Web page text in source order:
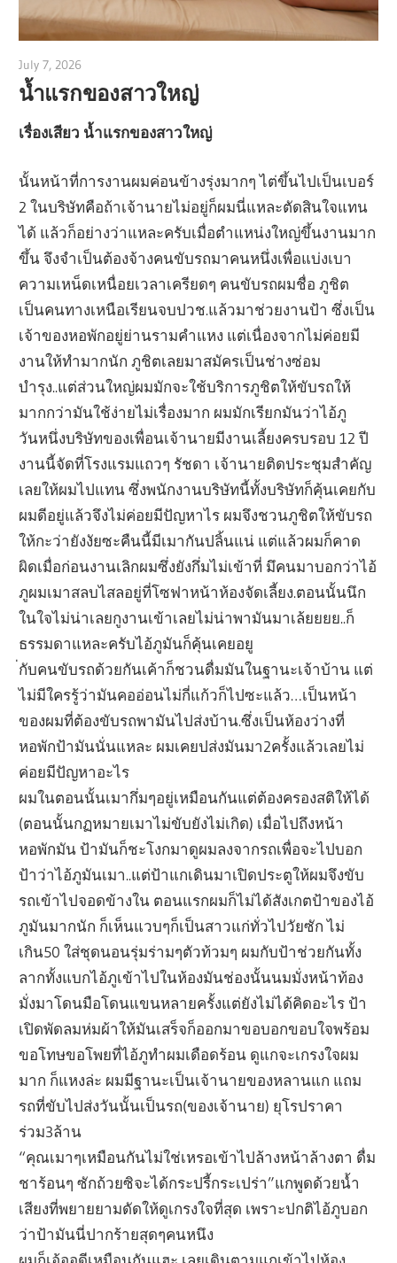
July 7, 2026
น้ำแรกของสาวใหญ่
เรื่องเสียว น้ำแรกของสาวใหญ่
นั้นหน้าที่การงานผมค่อนข้างรุ่งมากๆ ไต่ขึ้นไปเป็นเบอร์
2 ในบริษัทคือถ้าเจ้านายไม่อยู่ก็ผมนี่แหละตัดสินใจแทน
ได้ แล้วก็อย่างว่าแหละครับเมื่อตำแหน่งใหญ่ขึ้นงานมาก
ขึ้น จึงจำเป็นต้องจ้างคนขับรถมาคนหนึ่งเพื่อแบ่งเบา
ความเหน็ดเหนื่อยเวลาเครียดๆ คนขับรถผมชื่อ ภูชิต
เป็นคนทางเหนือเรียนจบปวช.แล้วมาช่วยงานป้า ซึ่งเป็น
เจ้าของหอพักอยู่ย่านรามคำแหง แต่เนื่องจากไม่ค่อยมี
งานให้ทำมากนัก ภูชิตเลยมาสมัครเป็นช่างซ่อม
บำรุง..แต่ส่วนใหญ่ผมมักจะใช้บริการภูชิตให้ขับรถให้
มากกว่ามันใช้ง่ายไม่เรื่องมาก ผมมักเรียกมันว่าไอ้ภู
วันหนึ่งบริษัทของเพื่อนเจ้านายมีงานเลี้ยงครบรอบ 12 ปี
งานนี้จัดที่โรงแรมแถวๆ รัชดา เจ้านายติดประชุมสำคัญ
เลยให้ผมไปแทน ซึ่งพนักงานบริษัทนี้ทั้งบริษัทก็คุ้นเคยกับ
ผมดีอยู่แล้วจึงไม่ค่อยมีปัญหาไร ผมจึงชวนภูชิตให้ขับรถ
ให้กะว่ายังงัยซะคืนนี้มีเมากันปลิ้นแน่ แต่แล้วผมก็คาด
ผิดเมื่อก่อนงานเลิกผมซึ่งยังกึ่มไม่เข้าที่ มึคนมาบอกว่าไอ้
ภูผมเมาสลบไสลอยู่ที่โซฟาหน้าห้องจัดเลี้ยง.ตอนนั้นนึก
ในใจไม่น่าเลยกูงานเข้าเลยไม่น่าพามันมาเล้ยยยย..ก็
ธรรมดาแหละครับไอ้ภูมันก็คุ้นเคยอยู
่กับคนขับรถด้วยกันเค้าก็ชวนดื่มมันในฐานะเจ้าบ้าน แต่
ไม่มีใครรู้ว่ามันคออ่อนไม่กี่แก้วก็ไปซะแล้ว…เป็นหน้า
ของผมที่ต้องขับรถพามันไปส่งบ้าน.ซึ่งเป็นห้องว่างที่
หอพักป้ามันนั่นแหละ ผมเคยปส่งมันมา2ครั้งแล้วเลยไม่
ค่อยมีปัญหาอะไร
ผมในตอนนั้นเมากึ่มๆอยู่เหมือนกันแต่ต้องครองสติให้ได้
(ตอนนั้นกฏหมายเมาไม่ขับยังไม่เกิด) เมื่อไปถึงหน้า
หอพักมัน ป้ามันก็ชะโงกมาดูผมลงจากรถเพื่อจะไปบอก
ป้าว่าไอ้ภูมันเมา..แต่ป้าแกเดินมาเปิดประตูให้ผมจึงขับ
รถเข้าไปจอดข้างใน ตอนแรกผมก็ไม่ได้สังเกตป้าของไอ้
ภูมันมากนัก ก็เห็นแวบๆก็เป็นสาวแก่ทั่วไปวัยซัก ไม่
เกิน50 ใส่ชุดนอนรุ่มร่ามๆตัวท้วมๆ ผมกับป้าช่วยกันทั้ง
ลากทั้งแบกไอ้ภูเข้าไปในห้องมันช่องนั้นนมมั่งหน้าท้อง
มั่งมาโดนมือโดนแขนหลายครั้งแต่ยังไม่ได้คิดอะไร ป้า
เปิดพัดลมห่มผ้าให้มันเสร็จก็ออกมาขอบอกขอบใจพร้อม
ขอโทษขอโพยที่ไอ้ภูทำผมเดือดร้อน ดูแกจะเกรงใจผม
มาก ก็แหงล่ะ ผมมีฐานะเป็นเจ้านายของหลานแก แถม
รถที่ขับไปส่งวันนั้นเป็นรถ(ของเจ้านาย) ยุโรปราคา
ร่วม3ล้าน
“คุณเมาๆเหมือนกันไม่ใช่เหรอเข้าไปล้างหน้าล้างตา ดื่ม
ชาร้อนๆ ซักถ้วยซิจะได้กระปรี้กระเปร่า”แกพูดด้วยน้ำ
เสียงที่พยายยามดัดให้ดูเกรงใจที่สุด เพราะปกติไอ้ภูบอก
ว่าป้ามันนี่ปากร้ายสุดๆคนหนึง